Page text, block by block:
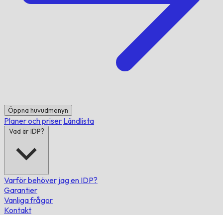
Öppna huvudmenyn
Planer och priser Ländlista
Vad är IDP?
Varför behöver jag en IDP?
Garantier
Vanliga frågor
Kontakt